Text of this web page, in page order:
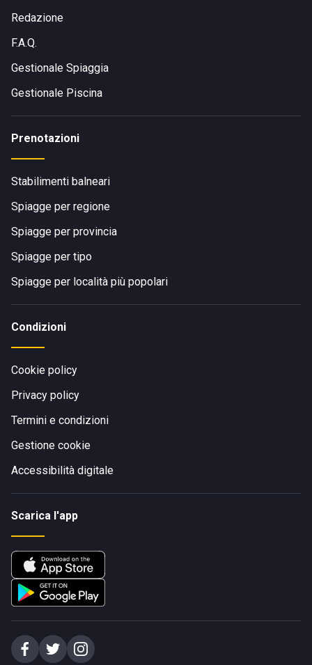
Redazione
F.A.Q.
Gestionale Spiaggia
Gestionale Piscina
Prenotazioni
Stabilimenti balneari
Spiagge per regione
Spiagge per provincia
Spiagge per tipo
Spiagge per località più popolari
Condizioni
Cookie policy
Privacy policy
Termini e condizioni
Gestione cookie
Accessibilità digitale
Scarica l'app